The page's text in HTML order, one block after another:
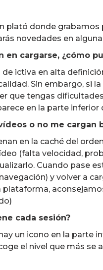
plató donde
novedades en alguna
en cargarse, ¿cómo
ictiva en alta
Sin embargo, si
que tengas
en la parte inferior
o no me cargan
en la caché del
(falta velocidad,
Cuando pase
y volver a
cada sesión?
un icono en la parte
el nivel que más